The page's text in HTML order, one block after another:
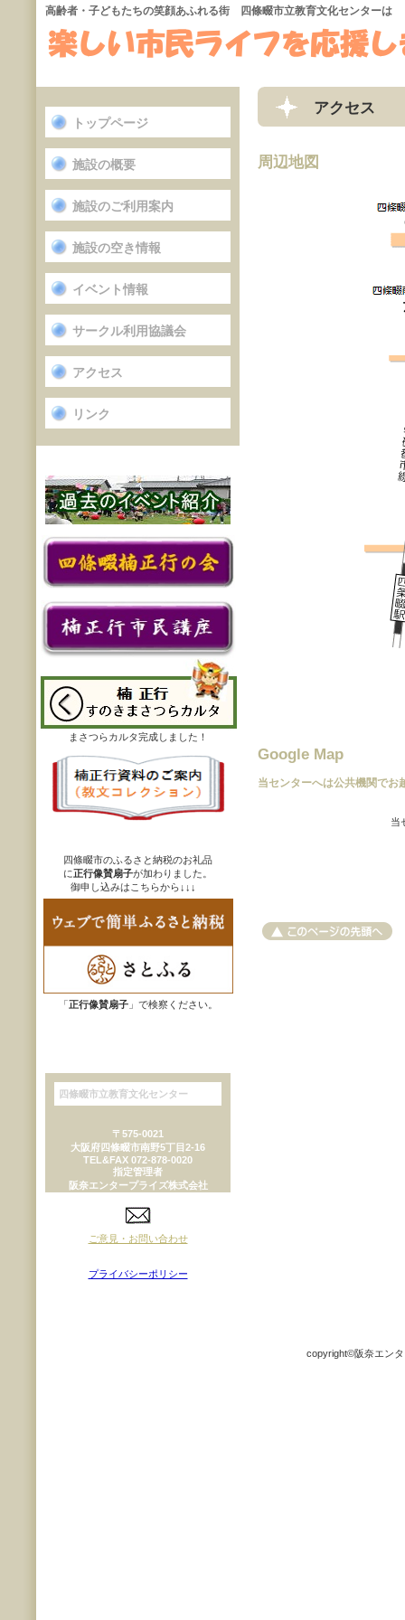
高齢者・子どもたちの笑顔あふれる街 四條畷市立教育文化センターは
アクセス
周辺地図
Google Map
当センターへは公共機関でお
当
トップページ
施設の概要
施設のご利用案内
施設の空き情報
イベント情報
サークル利用協議会
アクセス
リンク
まさつらカルタ完成しました！
四條畷市のふるさと納税のお礼品
に正行像賛扇子が加わりました。
御申し込みはこちらから ↓↓↓
「正行像賛扇子」で検察ください。
四條畷市立教育文化センター
〒575-0021
大阪府四條畷市南野5丁目2-16
TEL&FAX 072-878-0020
指定管理者
阪奈エンタープライズ株式会社
ご意見・お問い合わせ
プライバシーポリシー
copyright©阪奈エン